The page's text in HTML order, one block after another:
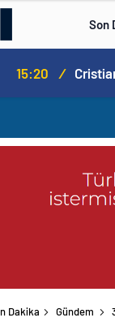
Son
15:20 /
Dakika Gündem